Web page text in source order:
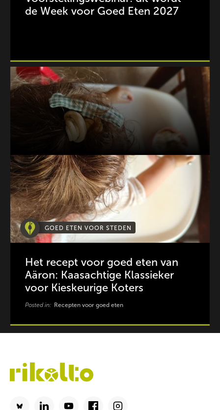
de Week voor Goed Eten 2027
GOED ETEN VOOR STEDEN
Het recept voor goed eten van
Aäron: Kaasachtige Klassieker
voor Kieskeurige Koters
Posted in: Recepten voor goed eten